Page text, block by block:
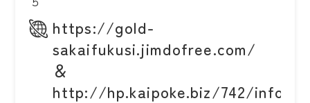
https://gold-
sakaifukusi.jimdofree.com/
＆
http://hp.kaipoke.biz/742/